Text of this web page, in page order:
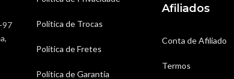
97
Política de Trocas
Política de Fretes
Política de Garantia
Afiliados
Conta de Afiliado
Termos